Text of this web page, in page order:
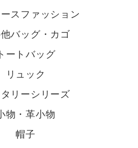
スファッション
バッグ・カゴ
トートバッグ
リュック
タリーシリーズ
物・革小物
帽子